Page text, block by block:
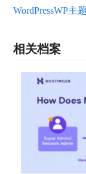
WordPressWP主
相关档案